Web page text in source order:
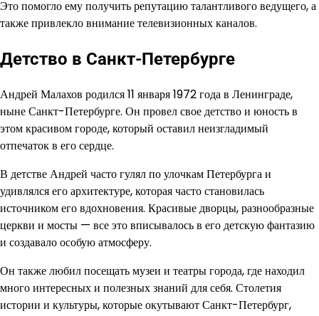
Это помогло ему получить репутацию талантливого ведущего, а
также привлекло внимание телевизионных каналов.
Детство в Санкт-Петербурге
Андрей Малахов родился 11 января 1972 года в Ленинграде,
ныне Санкт-Петербурге. Он провел свое детство и юность в
этом красивом городе, который оставил неизгладимый
отпечаток в его сердце.
В детстве Андрей часто гулял по улочкам Петербурга и
удивлялся его архитектуре, которая часто становилась
источником его вдохновения. Красивые дворцы, разнообразные
церкви и мосты — все это вписывалось в его детскую фантазию
и создавало особую атмосферу.
Он также любил посещать музеи и театры города, где находил
много интересных и полезных знаний для себя. Столетия
истории и культуры, которые окутывают Санкт-Петербург,